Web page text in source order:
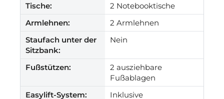
Tische:
2 Notebooktische
Armlehnen:
2 Armlehnen
Staufach unter der
Sitzbank:
Nein
Fußstützen:
2 ausziehbare
Fußablagen
Easylift-System:
Inklusive